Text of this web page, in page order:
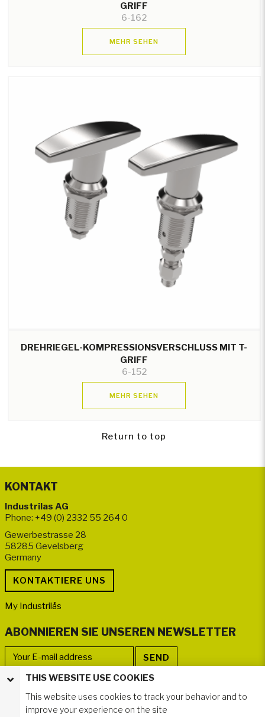
GRIFF
6-162
MEHR SEHEN
DREHRIEGEL-KOMPRESSIONSVERSCHLUSS MIT T-
GRIFF
6-152
MEHR SEHEN
Return to top
KONTAKT
Industrilas AG
Phone: +49 (0) 2332 55 264 0
Gewerbestrasse 28
58285 Gevelsberg
Germany
My Industrilås
ABONNIEREN SIE UNSEREN NEWSLETTER
FOLLOWER WERDEN
THIS WEBSITE USE COOKIES
This website uses cookies to track your behavior and to
improve your experience on the site